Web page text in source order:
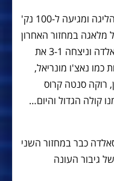
– בעונת 12-13, בארסה קורעת את הליגה ומגיעה ל-100 נק'
ניצחון 4-1 ביתי על מלאגה במחזור האחרון
של העונה. מוקדם יותר הגיעה לרוסאלדה וניצחה 3-1 את
נאצ'ו מונריאל,
רוקה סנטה קרוס
קולה הגדול והיום…
לרוסאלדה כבר במחזור השני
של גיבור העונה